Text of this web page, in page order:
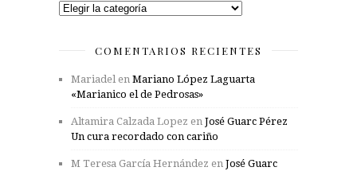
Categorías
COMENTARIOS RECIENTES
Mariadel en Mariano López Laguarta
«Marianico el de Pedrosas»
Altamira Calzada Lopez en José Guarc Pérez
Un cura recordado con cariño
M Teresa García Hernández en José Guarc